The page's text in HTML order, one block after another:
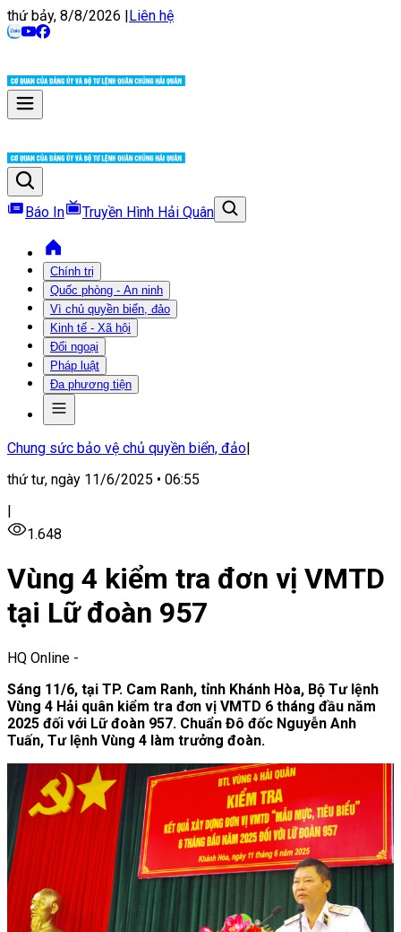
thứ bảy, 8/8/2026 |Liên hệ
Báo In Truyền Hình Hải Quân
Chính trị
Quốc phòng - An ninh
Vì chủ quyền biển, đảo
Kinh tế - Xã hội
Đối ngoại
Pháp luật
Đa phương tiện
Chung sức bảo vệ chủ quyền biển, đảo|
thứ tư, ngày 11/6/2025 • 06:55
|
1.648
Vùng 4 kiểm tra đơn vị VMTD
tại Lữ đoàn 957
HQ Online -
Sáng 11/6, tại TP. Cam Ranh, tỉnh Khánh Hòa, Bộ Tư lệnh
Vùng 4 Hải quân kiểm tra đơn vị VMTD 6 tháng đầu năm
2025 đối với Lữ đoàn 957. Chuẩn Đô đốc Nguyễn Anh
Tuấn, Tư lệnh Vùng 4 làm trưởng đoàn.